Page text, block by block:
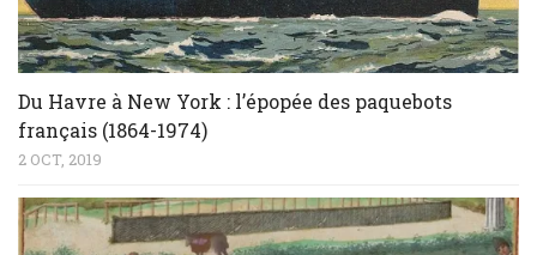
Du Havre à New York : l’épopée des paquebots
français (1864-1974)
2 OCT, 2019